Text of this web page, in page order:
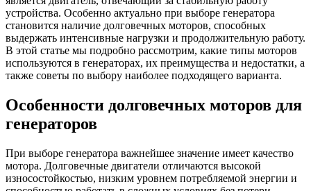
устройства. Особенно актуально при выборе генератора
становится наличие долговечных моторов, способных
выдержать интенсивные нагрузки и продолжительную работу.
В этой статье мы подробно рассмотрим, какие типы моторов
используются в генераторах, их преимущества и недостатки, а
также советы по выбору наиболее подходящего варианта.
Особенности долговечных моторов для
генераторов
При выборе генератора важнейшее значение имеет качество
мотора. Долговечные двигатели отличаются высокой
износостойкостью, низким уровнем потребляемой энергии и